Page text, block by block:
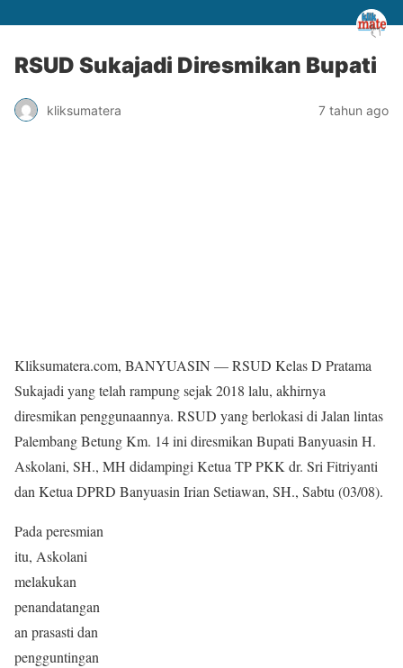
RSUD Sukajadi Diresmikan Bupati
kliksumatera 7 tahun ago
Kliksumatera.com, BANYUASIN — RSUD Kelas D Pratama
Sukajadi yang telah rampung sejak 2018 lalu, akhirnya
diresmikan penggunaannya. RSUD yang berlokasi di Jalan lintas
Palembang Betung Km. 14 ini diresmikan Bupati Banyuasin H.
Askolani, SH., MH didampingi Ketua TP PKK dr. Sri Fitriyanti
dan Ketua DPRD Banyuasin Irian Setiawan, SH., Sabtu (03/08).
Pada peresmian
itu, Askolani
melakukan
penandatangan
an prasasti dan
pengguntingan